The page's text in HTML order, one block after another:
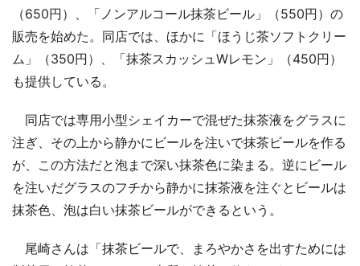
（650円）、「ノンアルコール抹茶ビール」（550円）の
販売を始めた。同店では、ほかに「ほうじ茶ソフトクリー
ム」（350円）、「抹茶スカッシュWレモン」（450円）
も提供している。
同店では専用小型シェイカーで混ぜた抹茶液をグラスに
注ぎ、その上から静かにビールを注いで抹茶ビールを作る
が、この方法だと泡まで深い抹茶色に染まる。逆にビール
を注いだグラスのフチから静かに抹茶液を注ぐとビールは
抹茶色、泡は白い抹茶ビールができるという。
尾崎さんは「抹茶ビールで、まろやかさを出すためには